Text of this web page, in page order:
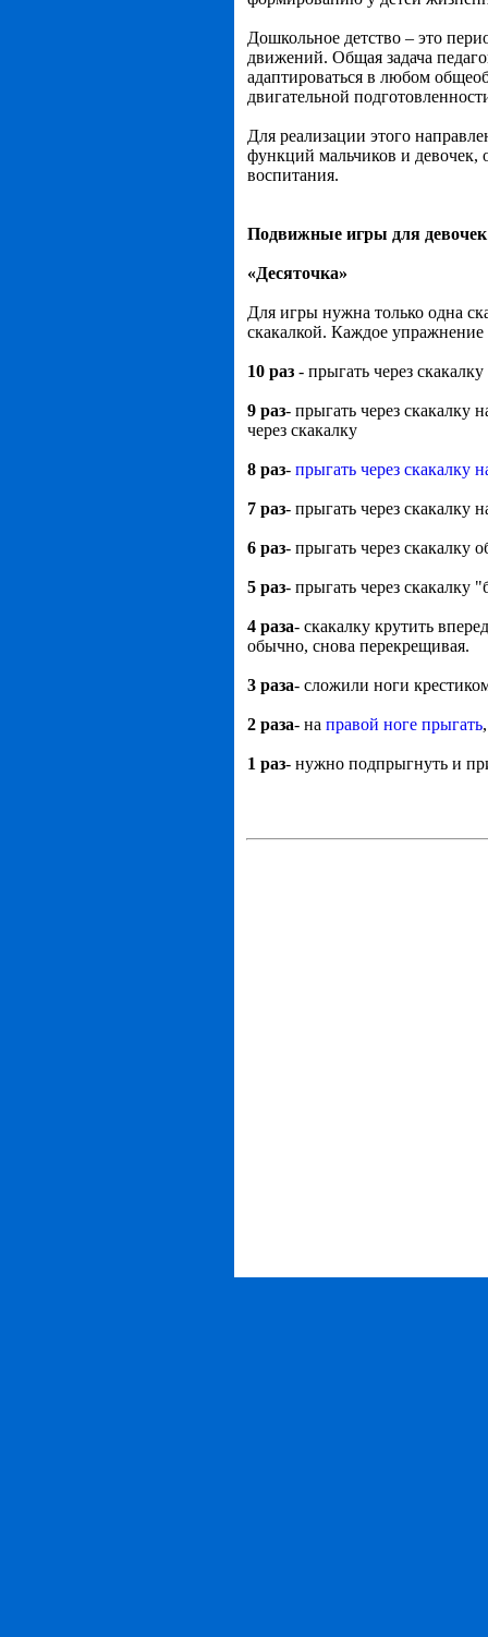
Дошкольное детство – это
движений. Общая задача
адаптироваться в любом
двигательной
Для реализации этого
функций мальчиков и девочек,
воспитания.
Подвижные игры для девочек
«Десяточка»
Для игры нужна только одна
скакалкой. Каждое упражнение
10 раз - прыгать через
9 раз- прыгать через скакалку
через скакалку
8 раз- прыгать через скакалку
7 раз- прыгать через скакалку
6 раз- прыгать через скакалку
5 раз- прыгать через скакалку
4 раза- скакалку крутить
обычно, снова перекрещивая.
3 раза- сложили ноги
2 раза- на правой ноге прыгать
1 раз- нужно подпрыгнуть и